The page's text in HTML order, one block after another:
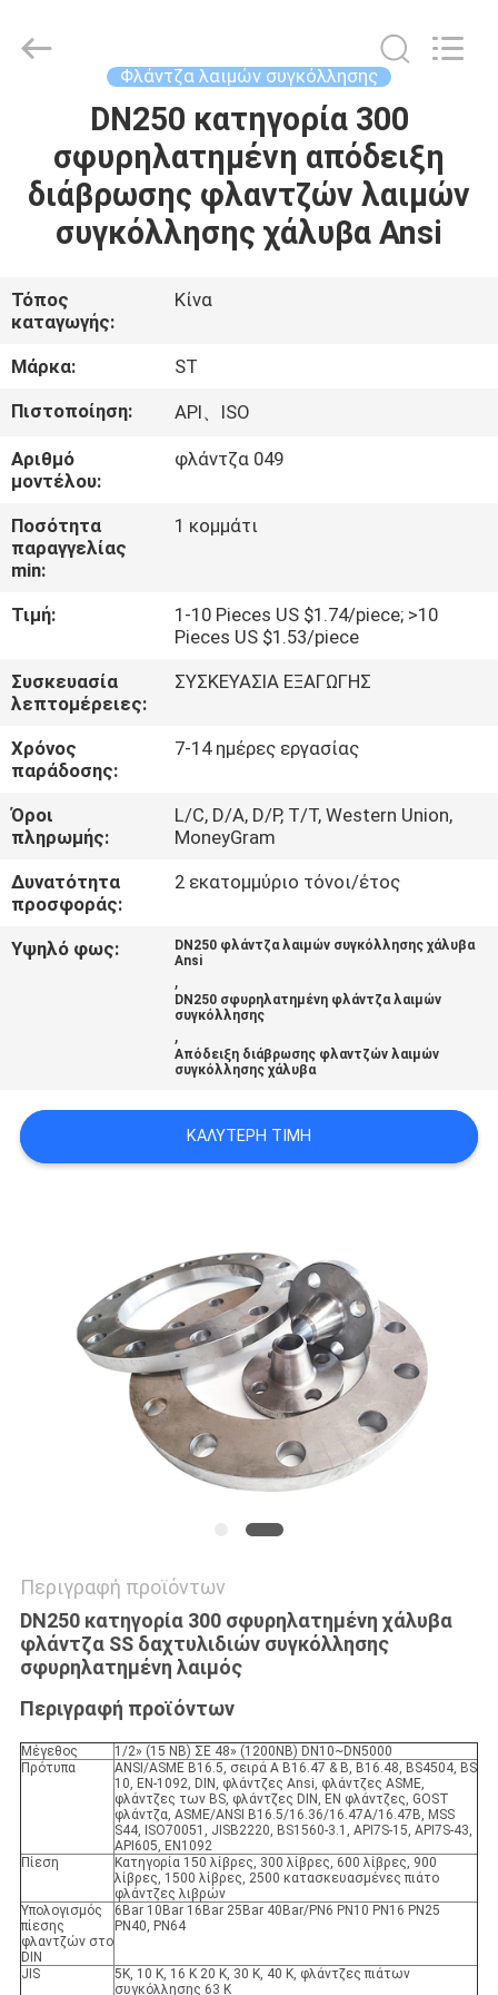
ΑΡΧΙΚΉ
ΣΕΛΊΔΑ
ΠΡΟΪΌΝΤΑ
ΒΊΝΤΕΟ
ΕΜΦΆΝΙΣΗ
VR
ΣΧΕΤΙΚΆ
ΜΕ
ΕΜΆΣ
ΓΎΡΟΣ
ΕΡΓΟΣΤΑΣΊΩΝ
ΠΟΙΟΤΙΚΌΣ
ΈΛΕΓΧΟΣ
ΕΠΑΦΉ
ΝΈΑ
ΠΕΡΙΠΤΏΣΕΙΣ
SITEMAP
Ltd..
Φλάντζα λαιμών συγκόλλησης
DN250 κατηγορία 300
σφυρηλατημένη απόδειξη
διάβρωσης φλαντζών λαιμών
συγκόλλησης χάλυβα Ansi
Τόπος
καταγωγής:
Κίνα
Μάρκα:
ST
Πιστοποίηση:
API、ISO
Αριθμό
μοντέλου:
φλάντζα 049
Ποσότητα
παραγγελίας
min:
1 κομμάτι
Τιμή:
1-10 Pieces US $1.74/piece; >10
Pieces US $1.53/piece
Συσκευασία
λεπτομέρειες:
ΣΥΣΚΕΥΑΣΙΑ ΕΞΑΓΩΓΗΣ
Χρόνος
παράδοσης:
7-14 ημέρες εργασίας
Όροι
πληρωμής:
L/C, D/A, D/P, T/T, Western Union,
MoneyGram
Δυνατότητα
προσφοράς:
2 εκατομμύριο τόνοι/έτος
Υψηλό φως:
DN250 φλάντζα λαιμών συγκόλλησης χάλυβα
Ansi
,
DN250 σφυρηλατημένη φλάντζα λαιμών
συγκόλλησης
,
Απόδειξη διάβρωσης φλαντζών λαιμών
συγκόλλησης χάλυβα
ΚΑΛΎΤΕΡΗ ΤΙΜΉ
Περιγραφή προϊόντων
DN250 κατηγορία 300 σφυρηλατημένη χάλυβα
φλάντζα SS δαχτυλιδιών συγκόλλησης
σφυρηλατημένη λαιμός
Περιγραφή προϊόντων
Μέγεθος
1/2» (15 NB) ΣΕ 48» (1200NB) DN10~DN5000
Πρότυπα
ANSI/ASME B16.5, σειρά Α B16.47 & Β, B16.48, BS4504, BS
10, EN-1092, DIN, φλάντζες Ansi, φλάντζες ASME,
φλάντζες των BS, φλάντζες DIN, EN φλάντζες, GOST
φλάντζα, ASME/ANSI B16.5/16.36/16.47A/16.47B, MSS
S44, ISO70051, JISB2220, BS1560-3.1, API7S-15, API7S-43,
API605, EN1092
Πίεση
Κατηγορία 150 λίβρες, 300 λίβρες, 600 λίβρες, 900
λίβρες, 1500 λίβρες, 2500 κατασκευασμένες πιάτο
φλάντζες λιβρών
Υπολογισμός
πίεσης
φλαντζών στο
DIN
6Bar 10Bar 16Bar 25Bar 40Bar/PN6 PN10 PN16 PN25
PN40, PN64
JIS
5K, 10 Κ, 16 Κ 20 Κ, 30 Κ, 40 Κ, φλάντζες πιάτων
συγκόλλησης 63 Κ